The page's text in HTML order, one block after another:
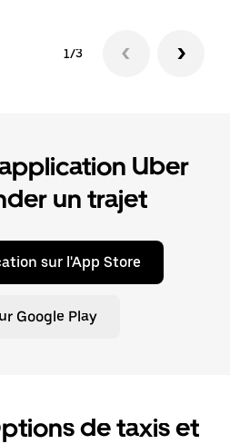
1/3
Uber
un trajet
sur l'App Store
Google Play
de taxis et